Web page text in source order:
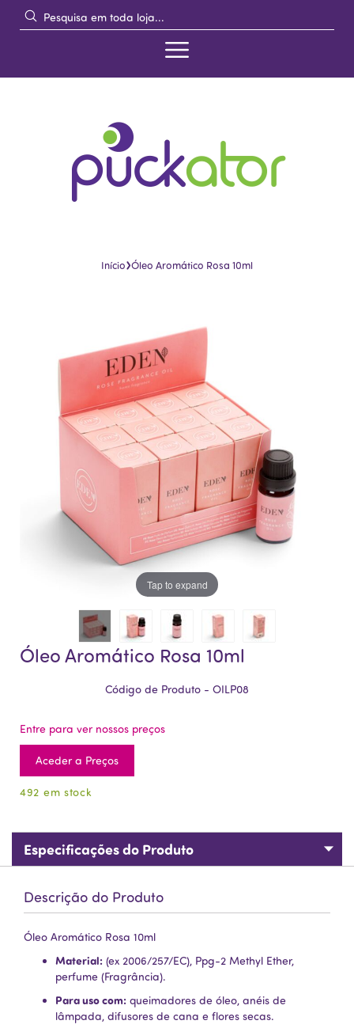
Início›Óleo Aromático Rosa 10ml
imagens
imagens
Tap to expand
Óleo Aromático Rosa 10ml
Código de Produto - OILP08
Entre para ver nossos preços
Aceder a Preços
492 em stock
Especificações do Produto
Descrição do Produto
Óleo Aromático Rosa 10ml
Material: (ex 2006/257/EC), Ppg-2 Methyl Ether,
perfume (Fragrância).
Para uso com: queimadores de óleo, anéis de
lâmpada, difusores de cana e flores secas.